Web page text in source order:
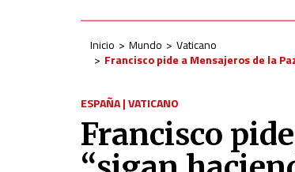
Inicio Mundo
Vaticano
Francisco pide a Mensajeros de la
ESPAÑA|VATICANO
Francisco